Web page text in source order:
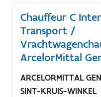
afleveren van
gebieden;Uitvoeren
voertuigen om
en correcte begeleiding
wagens;Je vervoert
autosalon!
Chauffeur C
Transport /
ArcelorMittal
ARCELORMITTAL
SINT-KRUIS-WINKEL